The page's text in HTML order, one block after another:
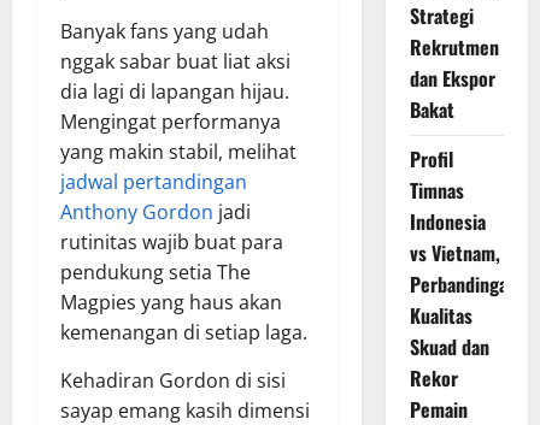
Banyak fans yang udah
nggak sabar buat liat aksi
dia lagi di lapangan hijau.
Mengingat performanya
yang makin stabil, melihat
jadwal pertandingan
Anthony Gordon jadi
rutinitas wajib buat para
pendukung setia The
Magpies yang haus akan
kemenangan di setiap laga.
Kehadiran Gordon di sisi
sayap emang kasih dimensi
Strategi
Rekrutmen
dan Ekspor
Bakat
Profil
Timnas
Indonesia
vs Vietnam,
Perbandingan
Kualitas
Skuad dan
Rekor
Pemain